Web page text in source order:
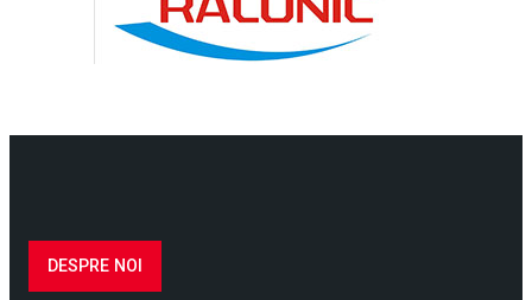
DESPRE NOI